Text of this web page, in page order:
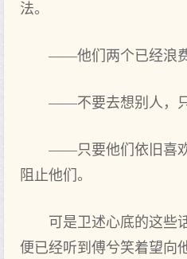
法。
——他们两个已经浪费
——不要去想别人，
——只要他们依旧喜
阻止他们。
可是卫述心底的这些
便已经听到傅兮笑着望向